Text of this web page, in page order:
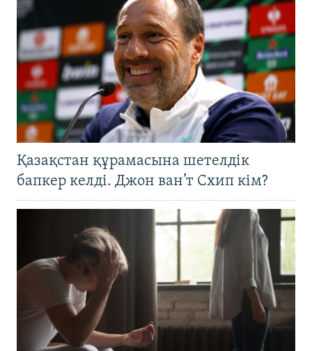
Қазақстан құрамасына шетелдік
бапкер келді. Джон ван’т Схип кім?